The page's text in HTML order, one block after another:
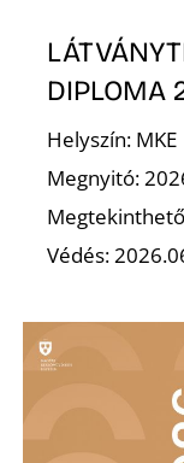
DIPLOMA
Helyszín:
Megnyitó:
Védés: